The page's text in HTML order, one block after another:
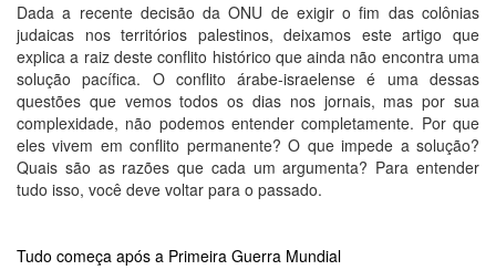
Dada a recente decisão da ONU de exigir o fim das colônias
judaicas nos territórios palestinos, deixamos este artigo que
explica a raiz deste conflito histórico que ainda não encontra uma
solução pacífica. O conflito árabe-israelense é uma dessas
questões que vemos todos os dias nos jornais, mas por sua
complexidade, não podemos entender completamente. Por que
eles vivem em conflito permanente? O que impede a solução?
Quais são as razões que cada um argumenta? Para entender
tudo isso, você deve voltar para o passado.
Tudo começa após a Primeira Guerra Mundial